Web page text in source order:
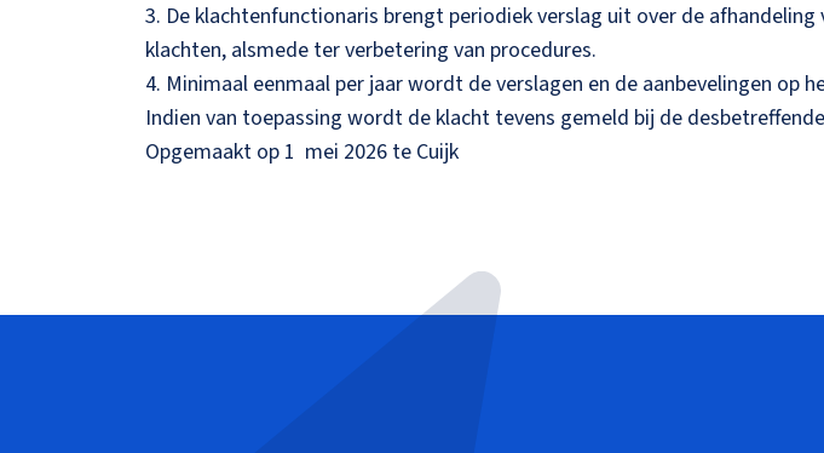
3. De klachtenfunctionaris brengt periodiek verslag uit over de
klachten, alsmede ter verbetering van procedures.
4. Minimaal eenmaal per jaar wordt de verslagen en de aanbevelingen
Indien van toepassing wordt de klacht tevens gemeld bij de
Opgemaakt op 1 mei 2026 te Cuijk